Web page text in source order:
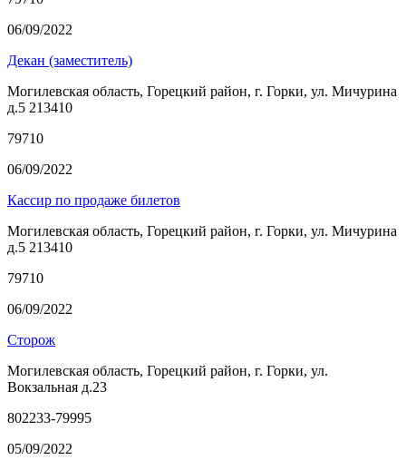
06/09/2022
Декан (заместитель)
Могилевская область, Горецкий район, г. Горки, ул. Мичурина
д.5 213410
79710
06/09/2022
Кассир по продаже билетов
Могилевская область, Горецкий район, г. Горки, ул. Мичурина
д.5 213410
79710
06/09/2022
Сторож
Могилевская область, Горецкий район, г. Горки, ул.
Вокзальная д.23
802233-79995
05/09/2022